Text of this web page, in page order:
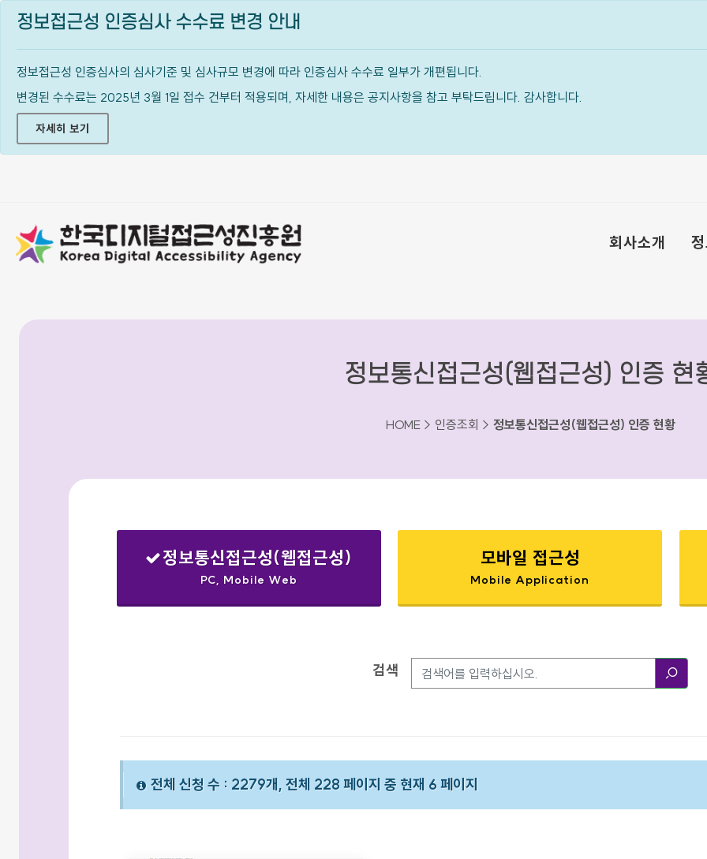
정보접근성 인증심사 수수료 변경 안내
정보접근성 인증심사의 심사기준 및 심사규모 변경에 따라 인증심사 수수료 일부가 개편됩니다.
변경된 수수료는 2025년 3월 1일 접수 건부터 적용되며, 자세한 내용은 공지사항을 참고 부탁드립니다. 감사합니다.
자세히 보기
회사소개
정보통신접근성(웹접근성) 인증 현
HOME > 인증조회 > 정보통신접근성(웹접근성) 인증 현황
정보통신접근성(웹접근성)
PC, Mobile Web
모바일 접근성
Mobile Application
검색
전체 신청 수 : 2279개, 전체 228 페이지 중 현재 6 페이지